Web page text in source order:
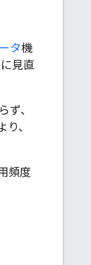
タ機
見直
ず、
、
頻度